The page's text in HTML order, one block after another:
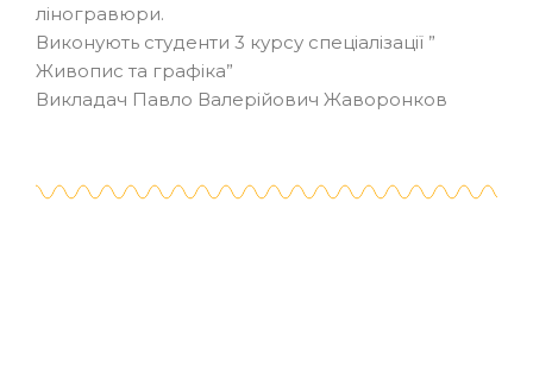
ліногравюри.
Виконують студенти 3 курсу спеціалізації ”
Живопис та графіка”
Викладач Павло Валерійович Жаворонков